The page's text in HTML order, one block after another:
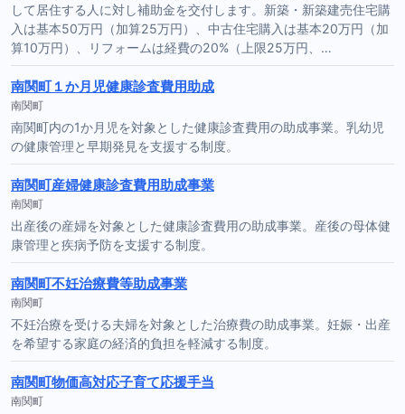
して居住する人に対し補助金を交付します。新築・新築建売住宅購
入は基本50万円（加算25万円）、中古住宅購入は基本20万円（加
算10万円）、リフォームは経費の20%（上限25万円、…
南関町１か月児健康診査費用助成
南関町
南関町内の1か月児を対象とした健康診査費用の助成事業。乳幼児
の健康管理と早期発見を支援する制度。
南関町産婦健康診査費用助成事業
南関町
出産後の産婦を対象とした健康診査費用の助成事業。産後の母体健
康管理と疾病予防を支援する制度。
南関町不妊治療費等助成事業
南関町
不妊治療を受ける夫婦を対象とした治療費の助成事業。妊娠・出産
を希望する家庭の経済的負担を軽減する制度。
南関町物価高対応子育て応援手当
南関町